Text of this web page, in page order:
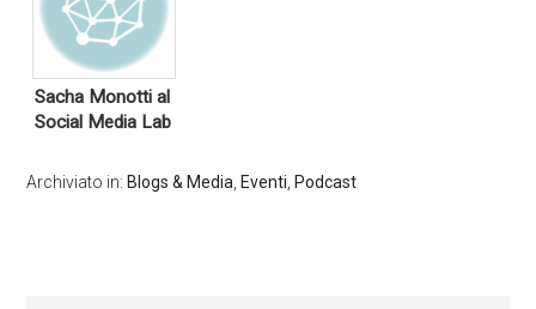
Sacha Monotti al
Social Media Lab
Archiviato in: Blogs & Media, Eventi, Podcast